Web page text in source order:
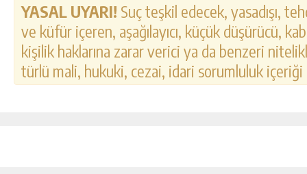
YASAL UYARI! Suç teşkil edecek, yasadışı,
ve küfür içeren, aşağılayıcı, küçük düşürücü,
kişilik haklarına zarar verici ya da benzeri
türlü mali, hukuki, cezai, idari sorumluluk